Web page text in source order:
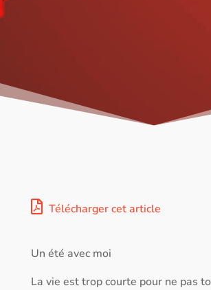
Télécharger cet article
Un été avec moi
La vie est trop courte pour ne pas